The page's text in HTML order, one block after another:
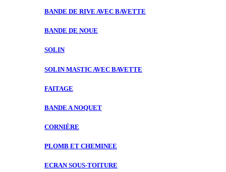
BANDE DE RIVE AVEC BAVETTE
BANDE DE NOUE
SOLIN
SOLIN MASTIC AVEC BAVETTE
FAITAGE
BANDE ANOQUET
CORNIÈRE
PLOMB ET CHEMINEE
ECRAN SOUS-TOITURE